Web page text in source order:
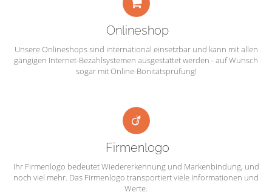
Onlineshop
Unsere Onlineshops sind international einsetzbar und kann mit allen
gängigen Internet-Bezahlsystemen ausgestattet werden - auf Wunsch
sogar mit Online-Bonitätsprüfung!
Firmenlogo
Ihr Firmenlogo bedeutet Wiedererkennung und Markenbindung, und
noch viel mehr. Das Firmenlogo transportiert viele Informationen und
Werte.